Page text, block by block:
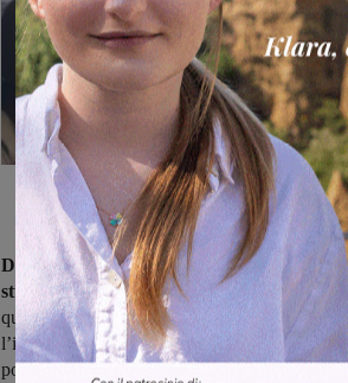
Dalla iniziale tenda chiusa all’interno di
studenti si sono spostati in una vera aula
quartiere degli insegnanti; in un punto che
l’incolumità fisica delle bambine e dei
portano avanti le lezioni. Servizi educativi